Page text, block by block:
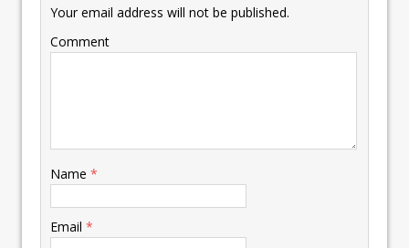
Your email address will not be published.
Comment
Name *
Email *